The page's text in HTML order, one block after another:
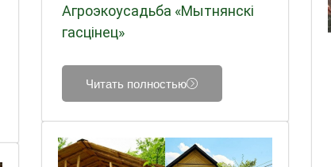
Агроэкоусадьба «Мытнянскі
гасцінец»
Читать полностью